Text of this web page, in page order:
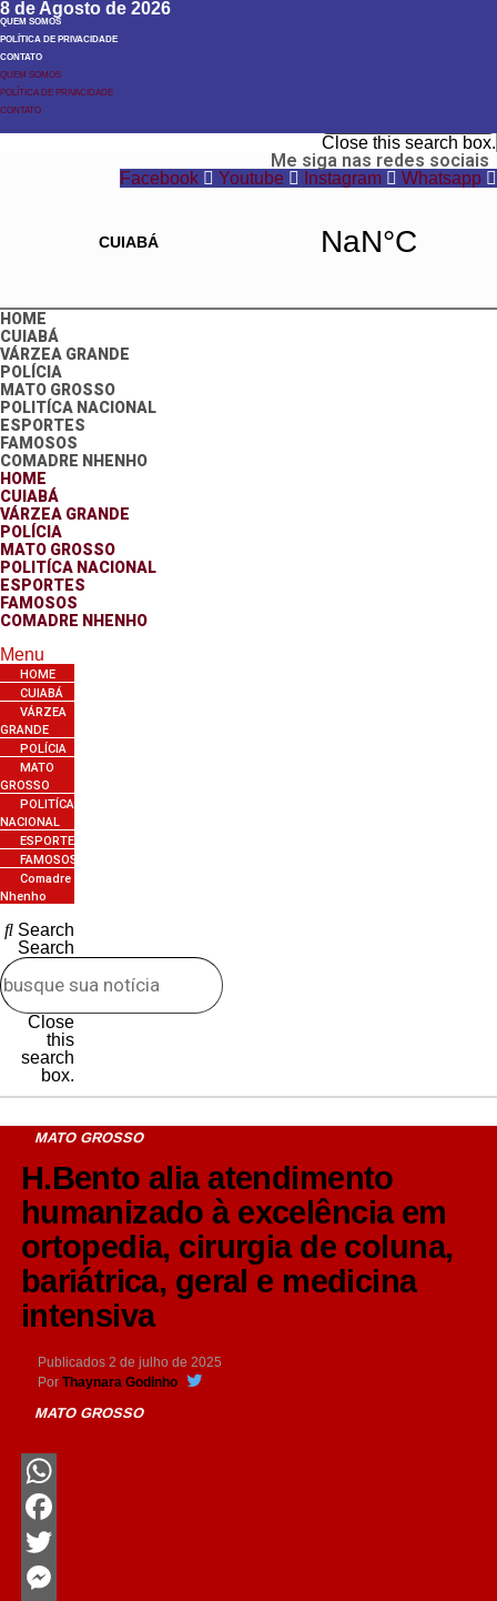
8 de Agosto de 2026
QUEM SOMOS
POLÍTICA DE PRIVACIDADE
CONTATO
QUEM SOMOS
POLÍTICA DE PRIVACIDADE
CONTATO
Close this search box.
Me siga nas redes sociais
Facebook Youtube Instagram Whatsapp
HOME
CUIABÁ
VÁRZEA GRANDE
POLÍCIA
MATO GROSSO
POLITÍCA NACIONAL
ESPORTES
FAMOSOS
COMADRE NHENHO
HOME
CUIABÁ
VÁRZEA GRANDE
POLÍCIA
MATO GROSSO
POLITÍCA NACIONAL
ESPORTES
FAMOSOS
COMADRE NHENHO
Menu
HOME
CUIABÁ
VÁRZEA
GRANDE
POLÍCIA
MATO
GROSSO
POLITÍCA
NACIONAL
ESPORTES
FAMOSOS
Comadre
Nhenho
Search
Search
Close
this
search
box.
MATO GROSSO
H.Bento alia atendimento
humanizado à excelência em
ortopedia, cirurgia de coluna,
bariátrica, geral e medicina
intensiva
Publicados 2 de julho de 2025
Por Thaynara Godinho
MATO GROSSO
WhatsApp
Facebook
Twitter